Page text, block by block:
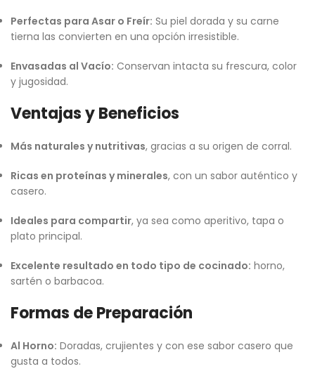
Perfectas para Asar o Freír: Su piel dorada y su carne
tierna las convierten en una opción irresistible.
Envasadas al Vacío: Conservan intacta su frescura, color
y jugosidad.
Ventajas y Beneficios
Más naturales y nutritivas, gracias a su origen de corral.
Ricas en proteínas y minerales, con un sabor auténtico y
casero.
Ideales para compartir, ya sea como aperitivo, tapa o
plato principal.
Excelente resultado en todo tipo de cocinado: horno,
sartén o barbacoa.
Formas de Preparación
Al Horno: Doradas, crujientes y con ese sabor casero que
gusta a todos.